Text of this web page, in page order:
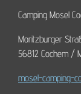
Camping Mosel
Moritzburger
56812 Cochem /
mosel-camping-